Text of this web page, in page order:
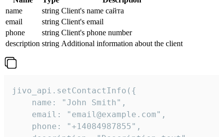
name
string Client's name сайта
email
string Client's email
phone
string Client's phone number
description string Additional information about the client
jivo_api.setContactInfo({
    name: "John Smith",
    email: "email@example.com",
    phone: "+14084987855",